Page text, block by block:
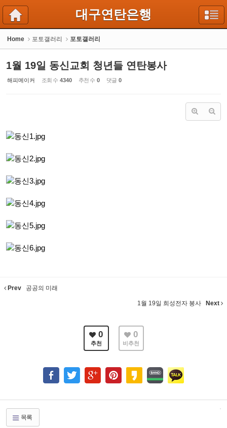
대구연탄은행
Home 포토갤러리 포토갤러리
1월 19일 동신교회 청년들 연탄봉사
해피메이커 조회 수 4340 추천 수 0 댓글 0
Prev 공공의 미래
1월 19일 희성전자 봉사 Next
0
추천
0
비추천
목록